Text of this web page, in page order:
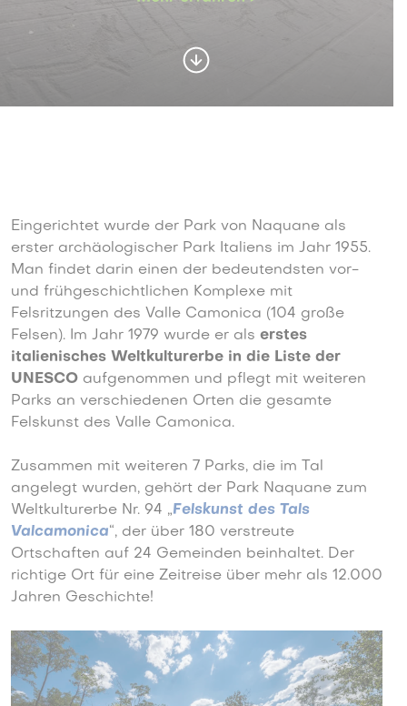
Eingerichtet wurde der Park von Naquane als
erster archäologischer Park Italiens im Jahr 1955.
Man findet darin einen der bedeutendsten vor-
und frühgeschichtlichen Komplexe mit
Felsritzungen des Valle Camonica (104 große
Felsen). Im Jahr 1979 wurde er als erstes
italienisches Weltkulturerbe in die Liste der
UNESCO aufgenommen und pflegt mit weiteren
Parks an verschiedenen Orten die gesamte
Felskunst des Valle Camonica.
Zusammen mit weiteren 7 Parks, die im Tal
angelegt wurden, gehört der Park Naquane zum
Weltkulturerbe Nr. 94 „Felskunst des Tals
Valcamonica“, der über 180 verstreute
Ortschaften auf 24 Gemeinden beinhaltet. Der
richtige Ort für eine Zeitreise über mehr als 12.000
Jahren Geschichte!